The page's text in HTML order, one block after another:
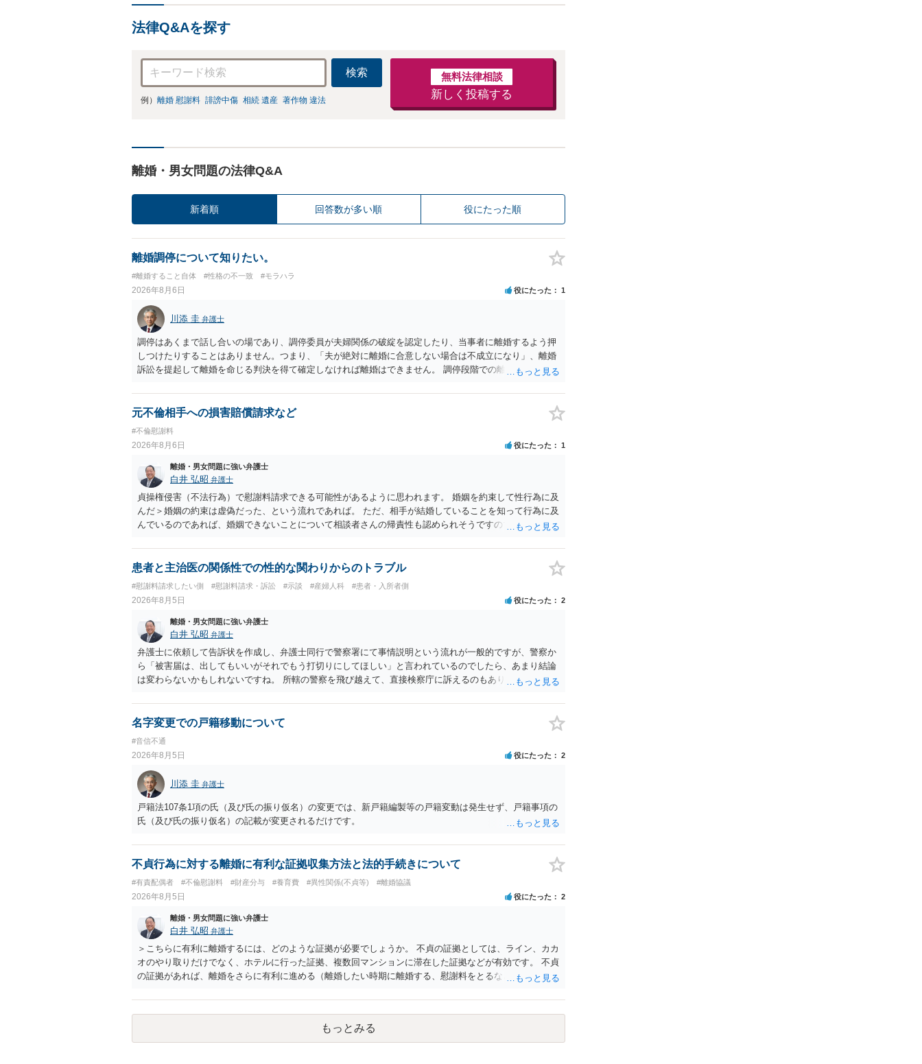
法律Q&Aを探す
検索
例） 離婚 慰謝料 誹謗中傷 相続 遺産 著作物 違法
無料法律相談
新しく投稿する
離婚・男女問題の法律Q&A
新着順 回答数が多い順 役にたった順
離婚調停について知りたい。
#離婚すること自体 #性格の不一致 #モラハラ
2026年8月6日 役にたった 1
川添 圭 弁護士
調停はあくまで話し合いの場であり、調停委員が夫婦関係の破綻を認定したり、当事者に離婚するよう押
しつけたりすることはありません。つまり、「夫が絶対に離婚に合意しない場合は不成立になり」、離婚
訴訟を提起して離婚を命じる判決を得て確定しなければ離婚はできません。 調停段階での離婚成立を希望
ば、夫から「この条件なら離婚してもよい」として提示された条件を全部丸呑みする、という方法しかな
いかもしれません）。ただ、離婚訴訟をしたくないという考えを見透かされてしまうと、逆に足下を見ら
淡々と調停不成立にして離婚訴訟で離婚原因を主張し、判決へ持っていく方が近道であることも少なくあ
りません。見通し等を含め、弁護士へ相談・依頼した方がよいと思います。
元不倫相手への損害賠償請求など
#不倫慰謝料
2026年8月6日 役にたった 1
離婚・男女問題に強い弁護士
白井 弘昭 弁護士
貞操権侵害（不法行為）で慰謝料請求できる可能性があるように思われます。 婚姻を約束して性行為に及
んだ＞婚姻の約束は虚偽だった、という流れであれば。 ただ、相手が結婚していることを知って行為に及
んでいるのであれば、婚姻できないことについて相談者さんの帰責性も認められそうですので、あまり慰
患者と主治医の関係性での性的な関わりからのトラブル
#慰謝料請求したい側 #慰謝料請求・訴訟 #示談 #産婦人科 #患者・入所者側
2026年8月5日 役にたった 2
離婚・男女問題に強い弁護士
白井 弘昭 弁護士
弁護士に依頼して告訴状を作成し、弁護士同行で警察署にて事情説明という流れが一般的ですが、警察か
ら「被害届は、出してもいいがそれでもう打切りにしてほしい」と言われているのでしたら、あまり結論
は変わらないかもしれないですね。 所轄の警察を飛び越えて、直接検察庁に訴えるのもありかもしれない
す。 一度、最寄りの「刑事に強い」とうたっている弁護士に相談してみてはいかがでしょうか。 以上、
ご参考まで。
名字変更での戸籍移動について
#音信不通
2026年8月5日 役にたった 2
川添 圭 弁護士
戸籍法107条1項の氏（及び氏の振り仮名）の変更では、新戸籍編製等の戸籍変動は発生せず、戸籍事項の
氏（及び氏の振り仮名）の記載が変更されるだけです。
不貞行為に対する離婚に有利な証拠収集方法と法的手続きについて
#有責配偶者 #不倫慰謝料 #財産分与 #養育費 #異性関係(不貞等) #離婚協議
2026年8月5日 役にたった 2
離婚・男女問題に強い弁護士
白井 弘昭 弁護士
＞こちらに有利に離婚するには、どのような証拠が必要でしょうか。 不貞の証拠としては、ライン、カカ
オのやり取りだけでなく、ホテルに行った証拠、複数回マンションに滞在した証拠などが有効です。 不貞
の証拠があれば、離婚をさらに有利に進める（離婚したい時期に離婚する、慰謝料をとるなど）ことがで
がありますので、ご注意ください。 以上、ご参考まで。
もっとみる